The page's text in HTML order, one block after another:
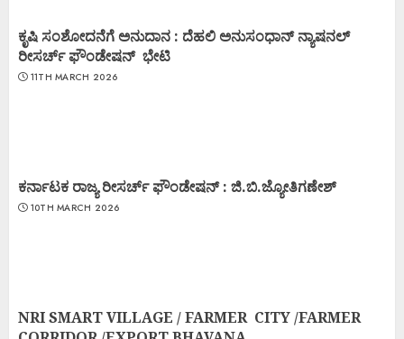
ಕೃಷಿ ಸಂಶೋದನೆಗೆ ಅನುದಾನ : ದೆಹಲಿ ಅನುಸಂಧಾನ್ ನ್ಯಾಷನಲ್
ರೀಸರ್ಚ್ ಫೌಂಡೇಷನ್ ಭೇಟಿ
11TH MARCH 2026
ಕರ್ನಾಟಕ ರಾಜ್ಯ ರೀಸರ್ಚ್ ಫೌಂಡೇಷನ್ : ಜಿ.ಬಿ.ಜ್ಯೋತಿಗಣೇಶ್
10TH MARCH 2026
NRI SMART VILLAGE / FARMER CITY /FARMER